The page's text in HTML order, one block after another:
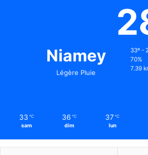
Niamey
Légère Pluie
33º -
70%
7.39
33 ℃
sam
36 ℃
dim
37 ℃
lun